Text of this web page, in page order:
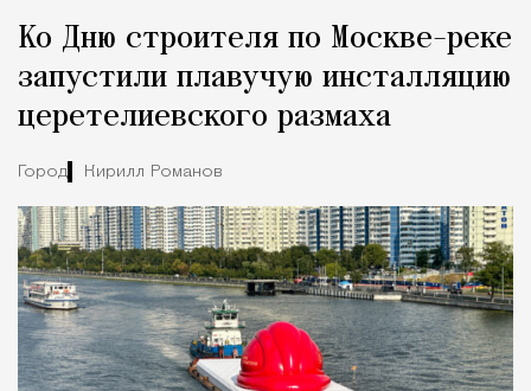
Город
Ко Дню строителя по Москве-реке
запустили плавучую инсталляцию
церетелиевского размаха
Город Кирилл Романов